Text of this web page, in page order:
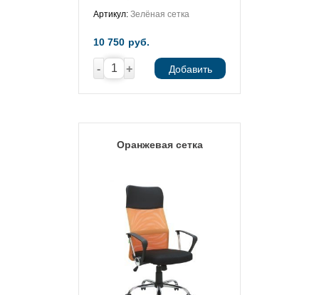
Артикул: Зелёная сетка
10 750 руб.
- + Добавить
Оранжевая сетка